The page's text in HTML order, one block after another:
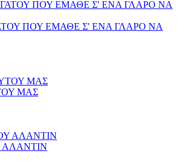
ΠΟΥ ΕΜΑΘΕ Σ' ΕΝΑ ΓΛΑΡΟ ΝΑ
ΜΑΣ
ΑΛΑΝΤΙΝ